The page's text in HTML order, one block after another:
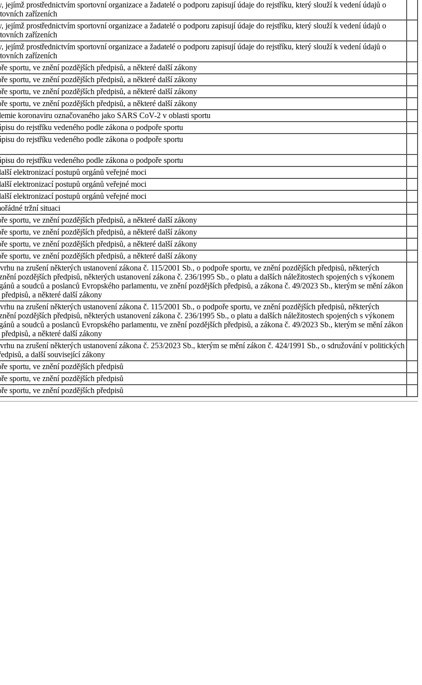
jejímž prostřednictvím sportovní organizace a žadatelé o podporu zapisují údaje do rejstříku, který slouží k vedení údajů o
zařízeních
jejímž prostřednictvím sportovní organizace a žadatelé o podporu zapisují údaje do rejstříku, který slouží k vedení údajů o
zařízeních
jejímž prostřednictvím sportovní organizace a žadatelé o podporu zapisují údaje do rejstříku, který slouží k vedení údajů o
zařízeních
sportu, ve znění pozdějších předpisů, a některé další zákony
sportu, ve znění pozdějších předpisů, a některé další zákony
sportu, ve znění pozdějších předpisů, a některé další zákony
sportu, ve znění pozdějších předpisů, a některé další zákony
koronaviru označovaného jako SARS CoV-2 v oblasti sportu
do rejstříku vedeného podle zákona o podpoře sportu
do rejstříku vedeného podle zákona o podpoře sportu
do rejstříku vedeného podle zákona o podpoře sportu
elektronizací postupů orgánů veřejné moci
elektronizací postupů orgánů veřejné moci
elektronizací postupů orgánů veřejné moci
tržní situaci
sportu, ve znění pozdějších předpisů, a některé další zákony
sportu, ve znění pozdějších předpisů, a některé další zákony
sportu, ve znění pozdějších předpisů, a některé další zákony
sportu, ve znění pozdějších předpisů, a některé další zákony
na zrušení některých ustanovení zákona č. 115/2001 Sb., o podpoře sportu, ve znění pozdějších předpisů, některých
pozdějších předpisů, některých ustanovení zákona č. 236/1995 Sb., o platu a dalších náležitostech spojených s výkonem
a soudců a poslanců Evropského parlamentu, ve znění pozdějších předpisů, a zákona č. 49/2023 Sb., kterým se mění zákon
a některé další zákony
na zrušení některých ustanovení zákona č. 115/2001 Sb., o podpoře sportu, ve znění pozdějších předpisů, některých
pozdějších předpisů, některých ustanovení zákona č. 236/1995 Sb., o platu a dalších náležitostech spojených s výkonem
a soudců a poslanců Evropského parlamentu, ve znění pozdějších předpisů, a zákona č. 49/2023 Sb., kterým se mění zákon
a některé další zákony
na zrušení některých ustanovení zákona č. 253/2023 Sb., kterým se mění zákon č. 424/1991 Sb., o sdružování v politických
a další související zákony
sportu, ve znění pozdějších předpisů
sportu, ve znění pozdějších předpisů
sportu, ve znění pozdějších předpisů